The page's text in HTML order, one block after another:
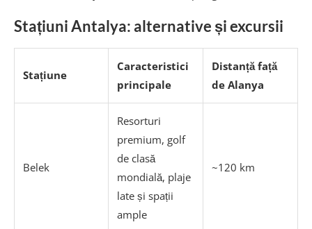
Stațiuni Antalya: alternative și excursii
Stațiune
Caracteristici
principale
Distanță față
de Alanya
Belek
Resorturi
premium, golf
de clasă
mondială, plaje
late și spații
ample
~120 km